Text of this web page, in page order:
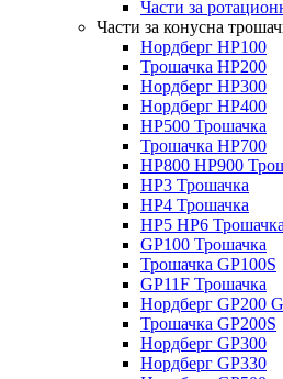
Части за
Части за конусна
Нордберг HP100
Трошачка HP200
Нордберг HP300
Нордберг HP400
HP500 Трошачка
Трошачка HP700
HP800 HP900
HP3 Трошачка
HP4 Трошачка
HP5 HP6 Трошачка
GP100 Трошачка
Трошачка GP100S
GP11F Трошачка
Нордберг GP200
Трошачка GP200S
Нордберг GP300
Нордберг GP330